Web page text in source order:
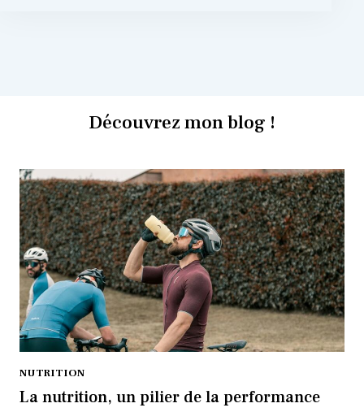
Découvrez mon blog !
NUTRITION
La nutrition, un pilier de la performance